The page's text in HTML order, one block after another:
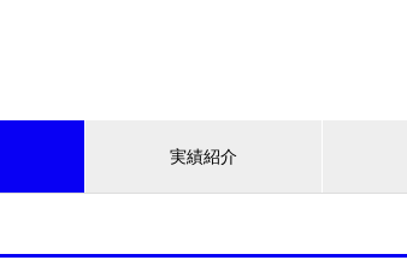
実績紹介